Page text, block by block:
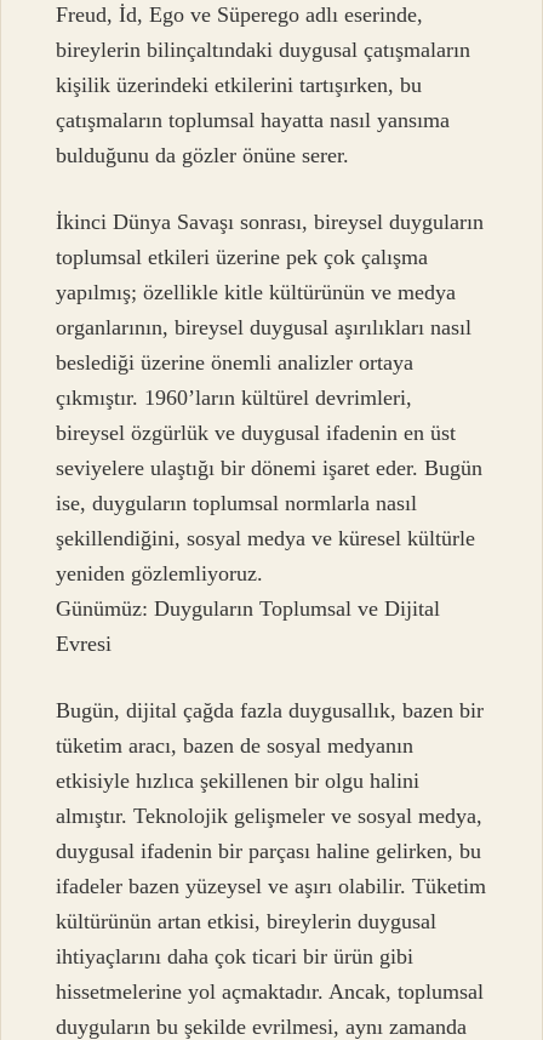
Freud, İd, Ego ve Süperego adlı eserinde,
bireylerin bilinçaltındaki duygusal çatışmaların
kişilik üzerindeki etkilerini tartışırken, bu
çatışmaların toplumsal hayatta nasıl yansıma
bulduğunu da gözler önüne serer.
İkinci Dünya Savaşı sonrası, bireysel duyguların
toplumsal etkileri üzerine pek çok çalışma
yapılmış; özellikle kitle kültürünün ve medya
organlarının, bireysel duygusal aşırılıkları nasıl
beslediği üzerine önemli analizler ortaya
çıkmıştır. 1960’ların kültürel devrimleri,
bireysel özgürlük ve duygusal ifadenin en üst
seviyelere ulaştığı bir dönemi işaret eder. Bugün
ise, duyguların toplumsal normlarla nasıl
şekillendiğini, sosyal medya ve küresel kültürle
yeniden gözlemliyoruz.
Günümüz: Duyguların Toplumsal ve Dijital
Evresi
Bugün, dijital çağda fazla duygusallık, bazen bir
tüketim aracı, bazen de sosyal medyanın
etkisiyle hızlıca şekillenen bir olgu halini
almıştır. Teknolojik gelişmeler ve sosyal medya,
duygusal ifadenin bir parçası haline gelirken, bu
ifadeler bazen yüzeysel ve aşırı olabilir. Tüketim
kültürünün artan etkisi, bireylerin duygusal
ihtiyaçlarını daha çok ticari bir ürün gibi
hissetmelerine yol açmaktadır. Ancak, toplumsal
duyguların bu şekilde evrilmesi, aynı zamanda